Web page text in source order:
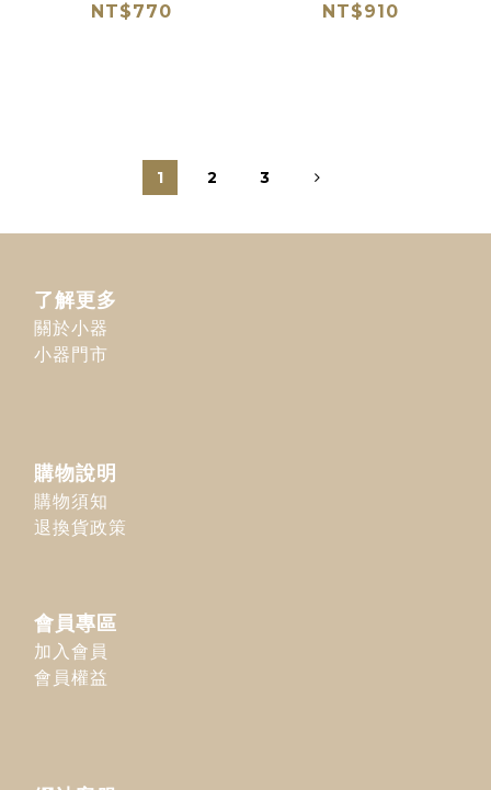
NT$770
NT$910
1 2 3
了解更多
關於小器
小器門市
購物說明
購物須知
退換貨政策
會員專區
加入會員
會員權益